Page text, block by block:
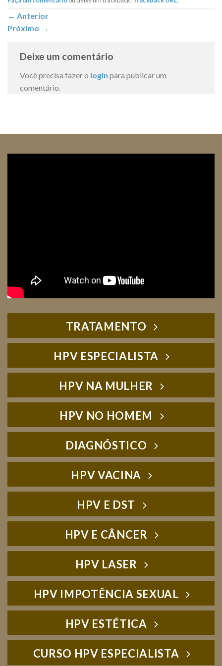
← Anterior
Próximo →
Deixe um comentário
Você precisa fazer o login para publicar um
comentário.
TRATAMENTO
HPV ESPECIALISTA
HPV NA MULHER
HPV NO HOMEM
DIAGNÓSTICO
HPV VACINA
HPV E DST
HPV E CÂNCER
HPV LASER
HPV IMPOTÊNCIA SEXUAL
HPV ESTÉTICA
CURSO HPV ESPECIALISTA